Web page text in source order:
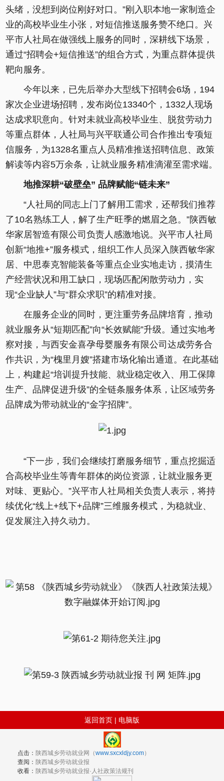
头绪，没想到岗位刚好对口。”刚入职本地一家制造企
业的高校毕业生小张，对短信推送服务赞不绝口。兴
平市人社局在做强线上服务的同时，深耕线下场景，
通过“招聘会+短信推送”的组合方式，为重点群体提供
靶向服务。
今年以来，已先后举办大型线下招聘会6场，194
家次企业进场招聘，发布岗位13340个，1332人现场
达成求职意向。针对未就业高校毕业生、脱贫劳动力
等重点群体，人社局与兴平联通公司合作推出专项短
信服务，为1328名重点人员精准推送招聘信息、政策
解读等内容5万余条，让就业服务精准滴灌至需求端。
地推深耕“破壁垒” 品牌赋能“链未来”
“人社局的同志上门了解用工需求，还帮我们推荐
了10名熟练工人，解了生产旺季的燃眉之急。”陕西敏
华家居智造有限公司负责人感激地说。兴平市人社局
创新“地推+”服务模式，组织工作人员深入陕西敏华家
居、中思泰克智能装备等重点企业实地走访，摸清生
产经营状况和用工缺口，现场匹配闲散劳动力，实
现“企业缺人”与“群众求职”的精准对接。
在服务企业的同时，更注重劳务品牌培育，推动
就业服务从“短期匹配”向“长效赋能”升级。通过实地考
察对接，与西安金喜孕母婴服务有限公司达成劳务合
作共识，为“槐里月嫂”搭建市场化输出通道。在此基础
上，构建起“培训提升技能、就业稳定收入、用工保障
生产、品牌促进升级”的全链条服务体系，让区域劳务
品牌成为带动就业的“金字招牌”。
“下一步，我们会继续打磨服务细节，重点挖掘适
合高校毕业生等青年群体的岗位资源，让就业服务更
对味、更贴心。”兴平市人社局相关负责人表示，将持
续优化“线上+线下+品牌”三维服务模式，为稳就业、
促发展注入持久动力。
返回首页 | 电脑版
点击： 陕西城乡劳动就业网（www.sxcxldjy.com）
查阅： 陕西城乡劳动就业报
收看： 陕西城乡劳动就业报·人社政策法规刊